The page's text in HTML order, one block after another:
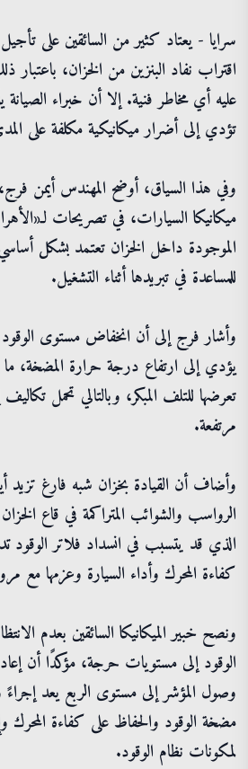
سرايا - يعتاد كثير من السائقين على
اقتراب نفاد البنزين من الخزان، باعتبار
عليه أي مخاطر فنية. إلا أن خبراء
تؤدي إلى أضرار ميكانيكية مكلفة على
وفي هذا السياق، أوضح المهندس أيمن
ميكانيكا السيارات، في تصريحات
الموجودة داخل الخزان تعتمد بشكل أساسي
للمساعدة في تبريدها أثناء التشغيل.
وأشار فرج إلى أن انخفاض مستوى
يؤدي إلى ارتفاع درجة حرارة المضخة،
تعرضها للتلف المبكر، وبالتالي تحمل
مرتفعة.
وأضاف أن القيادة بخزان شبه فارغ
الرواسب والشوائب المتراكمة في قاع
الذي قد يتسبب في انسداد فلاتر الوقود
كفاءة المحرك وأداء السيارة وعزمها مع
ونصح خبير الميكانيكا السائقين بعدم
الوقود إلى مستويات حرجة، مؤكدًا أن
وصول المؤشر إلى مستوى الربع يعد إجراءً
مضخة الوقود والحفاظ على كفاءة المحرك
لمكونات نظام الوقود.